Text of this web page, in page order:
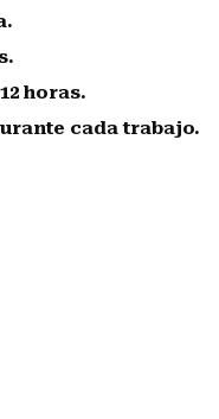
horas.
cada trabajo.